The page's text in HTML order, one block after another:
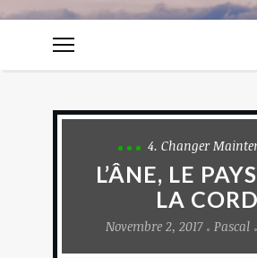
4. Changer
L’ÂNE, LE
LA
Novembre 2, 2017 Pascal